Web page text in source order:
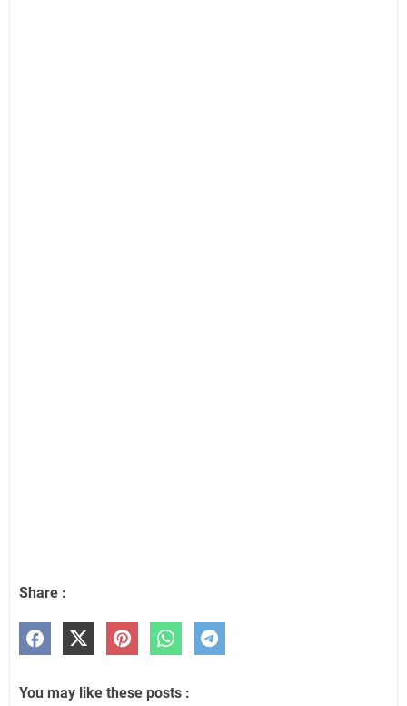
Share :
You may like these posts :